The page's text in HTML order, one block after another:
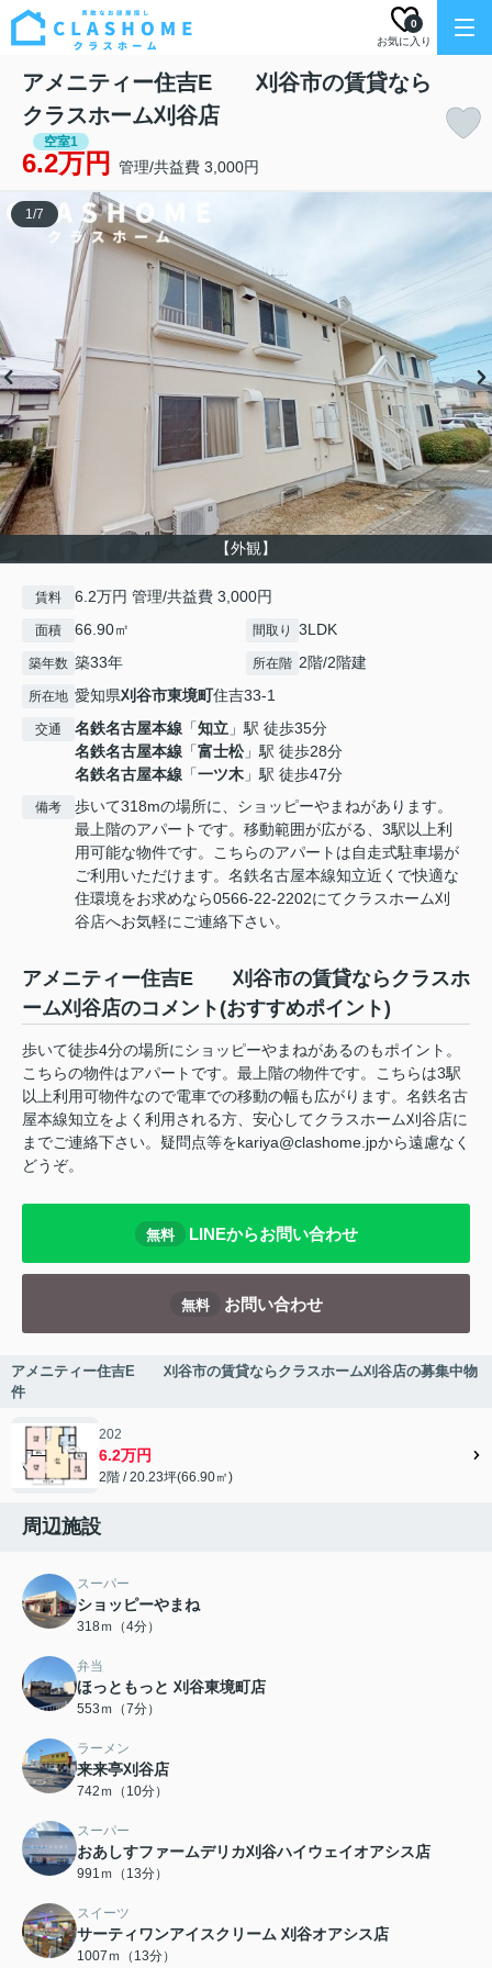
お気に入り
0
アメニティー住吉E 刈谷市の賃貸なら
クラスホーム刈谷店
空室1
6.2万円 管理/共益費 3,000円
【外観】
1/7
賃料 6.2万円 管理/共益費 3,000円
面積 66.90㎡ 間取り 3LDK
築年数 築33年 所在階 2階/2階建
所在地 愛知県刈谷市東境町住吉33-1
交通 名鉄名古屋本線 「知立 」駅 徒歩35分
名鉄名古屋本線 「富士松」駅 徒歩28分
名鉄名古屋本線 「一ツ木 」駅 徒歩47分
備考
歩いて318mの場所に、ショッピーやまねがあります。
最上階のアパートです。移動範囲が広がる、3駅以上利
用可能な物件です。こちらのアパートは自走式駐車場が
ご利用いただけます。名鉄名古屋本線知立近くで快適な
住環境をお求めなら0566-22-2202にてクラスホーム刈
谷店へお気軽にご連絡下さい。
アメニティー住吉E 刈谷市の賃貸ならクラスホ
ーム刈谷店のコメント(おすすめポイント)
歩いて徒歩4分の場所にショッピーやまねがあるのもポイント。
こちらの物件はアパートです。最上階の物件です。こちらは3駅
以上利用可物件なので電車での移動の幅も広がります。名鉄名古
屋本線知立をよく利用される方、安心してクラスホーム刈谷店に
までご連絡下さい。疑問点等をkariya@clashome.jpから遠慮なく
どうぞ。
無料 LINEからお問い合わせ
無料 お問い合わせ
アメニティー住吉E 刈谷市の賃貸ならクラスホーム刈谷店の募集中物
件
202
6.2万円
2階 / 20.23坪(66.90㎡)
周辺施設
スーパー
ショッピーやまね
318ｍ（4分）
弁当
ほっともっと 刈谷東境町店
553ｍ（7分）
ラーメン
来来亭刈谷店
742ｍ（10分）
スーパー
おあしすファームデリカ刈谷ハイウェイオアシス店
991ｍ（13分）
スイーツ
サーティワンアイスクリーム 刈谷オアシス店
1007ｍ（13分）